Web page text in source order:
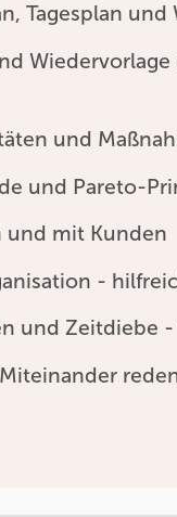
Tagesplan und
und
und Pareto-
und mit Kunden
-
und Zeitdiebe -